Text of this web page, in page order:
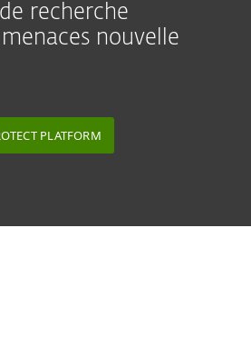
recherche
nouvelle
PLATFORM